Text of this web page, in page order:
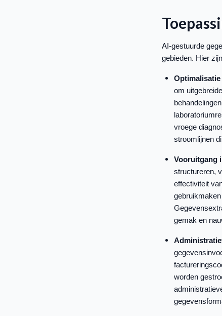
AI-gestuurde
gebieden. Hier
om
vroege
stroomlijnen
Vooruitgang
structureren,
effectiviteit
gemak en
worden